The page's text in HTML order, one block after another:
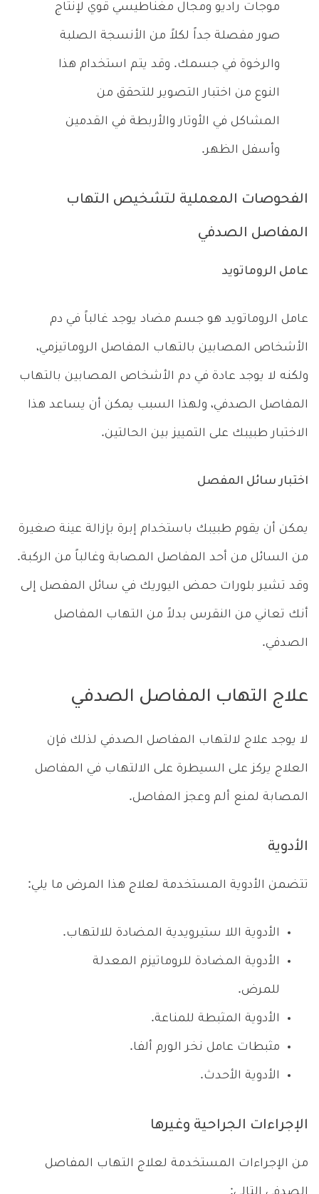
موجات راديو ومجال مغناطيسي قوي لإنتاج
صور مفصلة جداً لكلاً من الأنسجة الصلبة
والرخوة في جسمك. وقد يتم استخدام هذا
النوع من اختبار التصوير للتحقق من
المشاكل في الأوتار والأربطة في القدمين
وأسفل الظهر.
الفحوصات المعملية لتشخيص التهاب
المفاصل الصدفي
عامل الروماتويد
عامل الروماتويد هو جسم مضاد يوجد غالباً في دم
الأشخاص المصابين بالتهاب المفاصل الروماتيزمي،
ولكنه لا يوجد عادة في دم الأشخاص المصابين بالتهاب
المفاصل الصدفي، ولهذا السبب يمكن أن يساعد هذا
الاختبار طبيبك على التمييز بين الحالتين.
اختبار سائل المفصل
يمكن أن يقوم طبيبك باستخدام إبرة بإزالة عينة صغيرة
من السائل من أحد المفاصل المصابة وغالباً من الركبة.
وقد تشير بلورات حمض اليوريك في سائل المفصل إلى
أنك تعاني من النقرس بدلاً من التهاب المفاصل
الصدفي.
علاج التهاب المفاصل الصدفي
لا يوجد علاج لالتهاب المفاصل الصدفي لذلك فإن
العلاج يركز على السيطرة على الالتهاب في المفاصل
المصابة لمنع ألم وعجز المفاصل.
الأدوية
تتضمن الأدوية المستخدمة لعلاج هذا المرض ما يلي:
الأدوية اللا ستيرويدية المضادة للالتهاب.
الأدوية المضادة للروماتيزم المعدلة
للمرض.
الأدوية المثبطة للمناعة.
مثبطات عامل نخر الورم ألفا.
الأدوية الأحدث.
الإجراءات الجراحية وغيرها
من الإجراءات المستخدمة لعلاج التهاب المفاصل